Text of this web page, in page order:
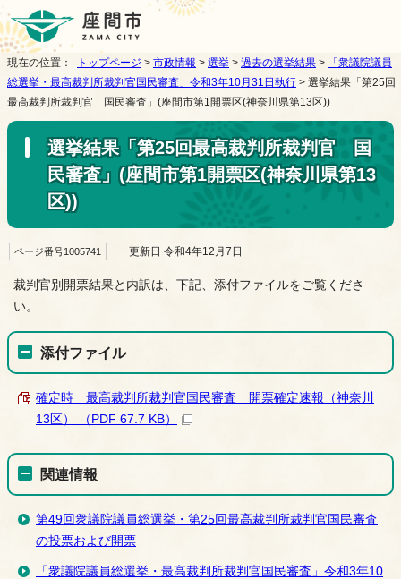
現在の位置： トップページ > 市政情報 > 選挙 > 過去の選挙結果 >
「衆議院議員
総選挙・最高裁判所裁判官国民審査」令和3年10月31日執行 > 選挙結果「第25回
最高裁判所裁判官 国民審査」(座間市第1開票区(神奈川県第13区))
選挙結果「第25回最高裁判所裁判官 国
民審査」(座間市第1開票区(神奈川県第13
区))
ページ番号1005741 更新日 令和4年12月7日
裁判官別開票結果と内訳は、下記、添付ファイルをご覧くださ
い。
添付ファイル
確定時 最高裁判所裁判官国民審査 開票確定速報（神奈川
13区） （PDF 67.7 KB）
関連情報
第49回衆議院議員総選挙・第25回最高裁判所裁判官国民審査
の投票および開票
「衆議院議員総選挙・最高裁判所裁判官国民審査」令和3年10